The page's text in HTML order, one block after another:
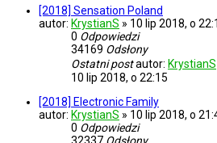
[2018] Sensation Poland
autor: KrystianS » 10 lip 2018, o
0 Odpowiedzi
34169 Odsłony
Ostatni postautor: KrystianS
10 lip 2018, o 22:15
[2018] Electronic Family
autor: KrystianS » 10 lip 2018, o
0 Odpowiedzi